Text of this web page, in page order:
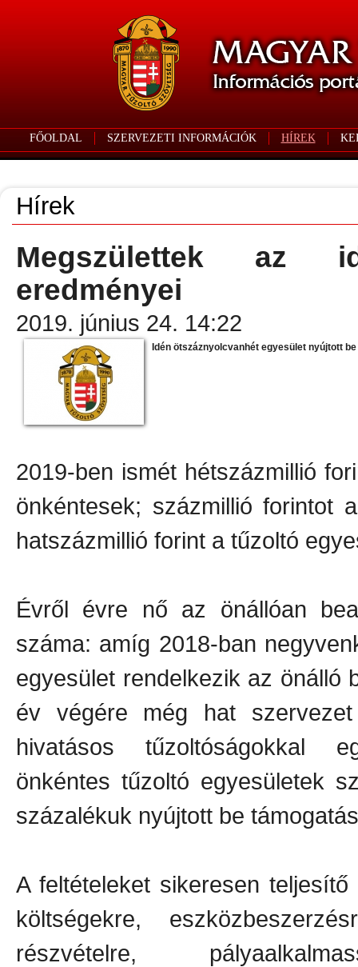
FŐOLDAL SZERVEZETI INFORMÁCIÓK HÍREK
Hírek
Megszülettek az
eredményei
2019. június 24. 14:22
Idén ötszáznyolcvanhét egyesület nyújtott
2019-ben ismét hétszázmillió
önkéntesek; százmillió forintot
hatszázmillió forint a tűzoltó
Évről évre nő az önállóan
száma: amíg 2018-ban
egyesület rendelkezik az önálló
év végére még hat
hivatásos tűzoltóságokkal
önkéntes tűzoltó egyesületek
százalékuk nyújtott be
A feltételeket sikeresen
költségekre,
részvételre,